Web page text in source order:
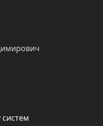
систем